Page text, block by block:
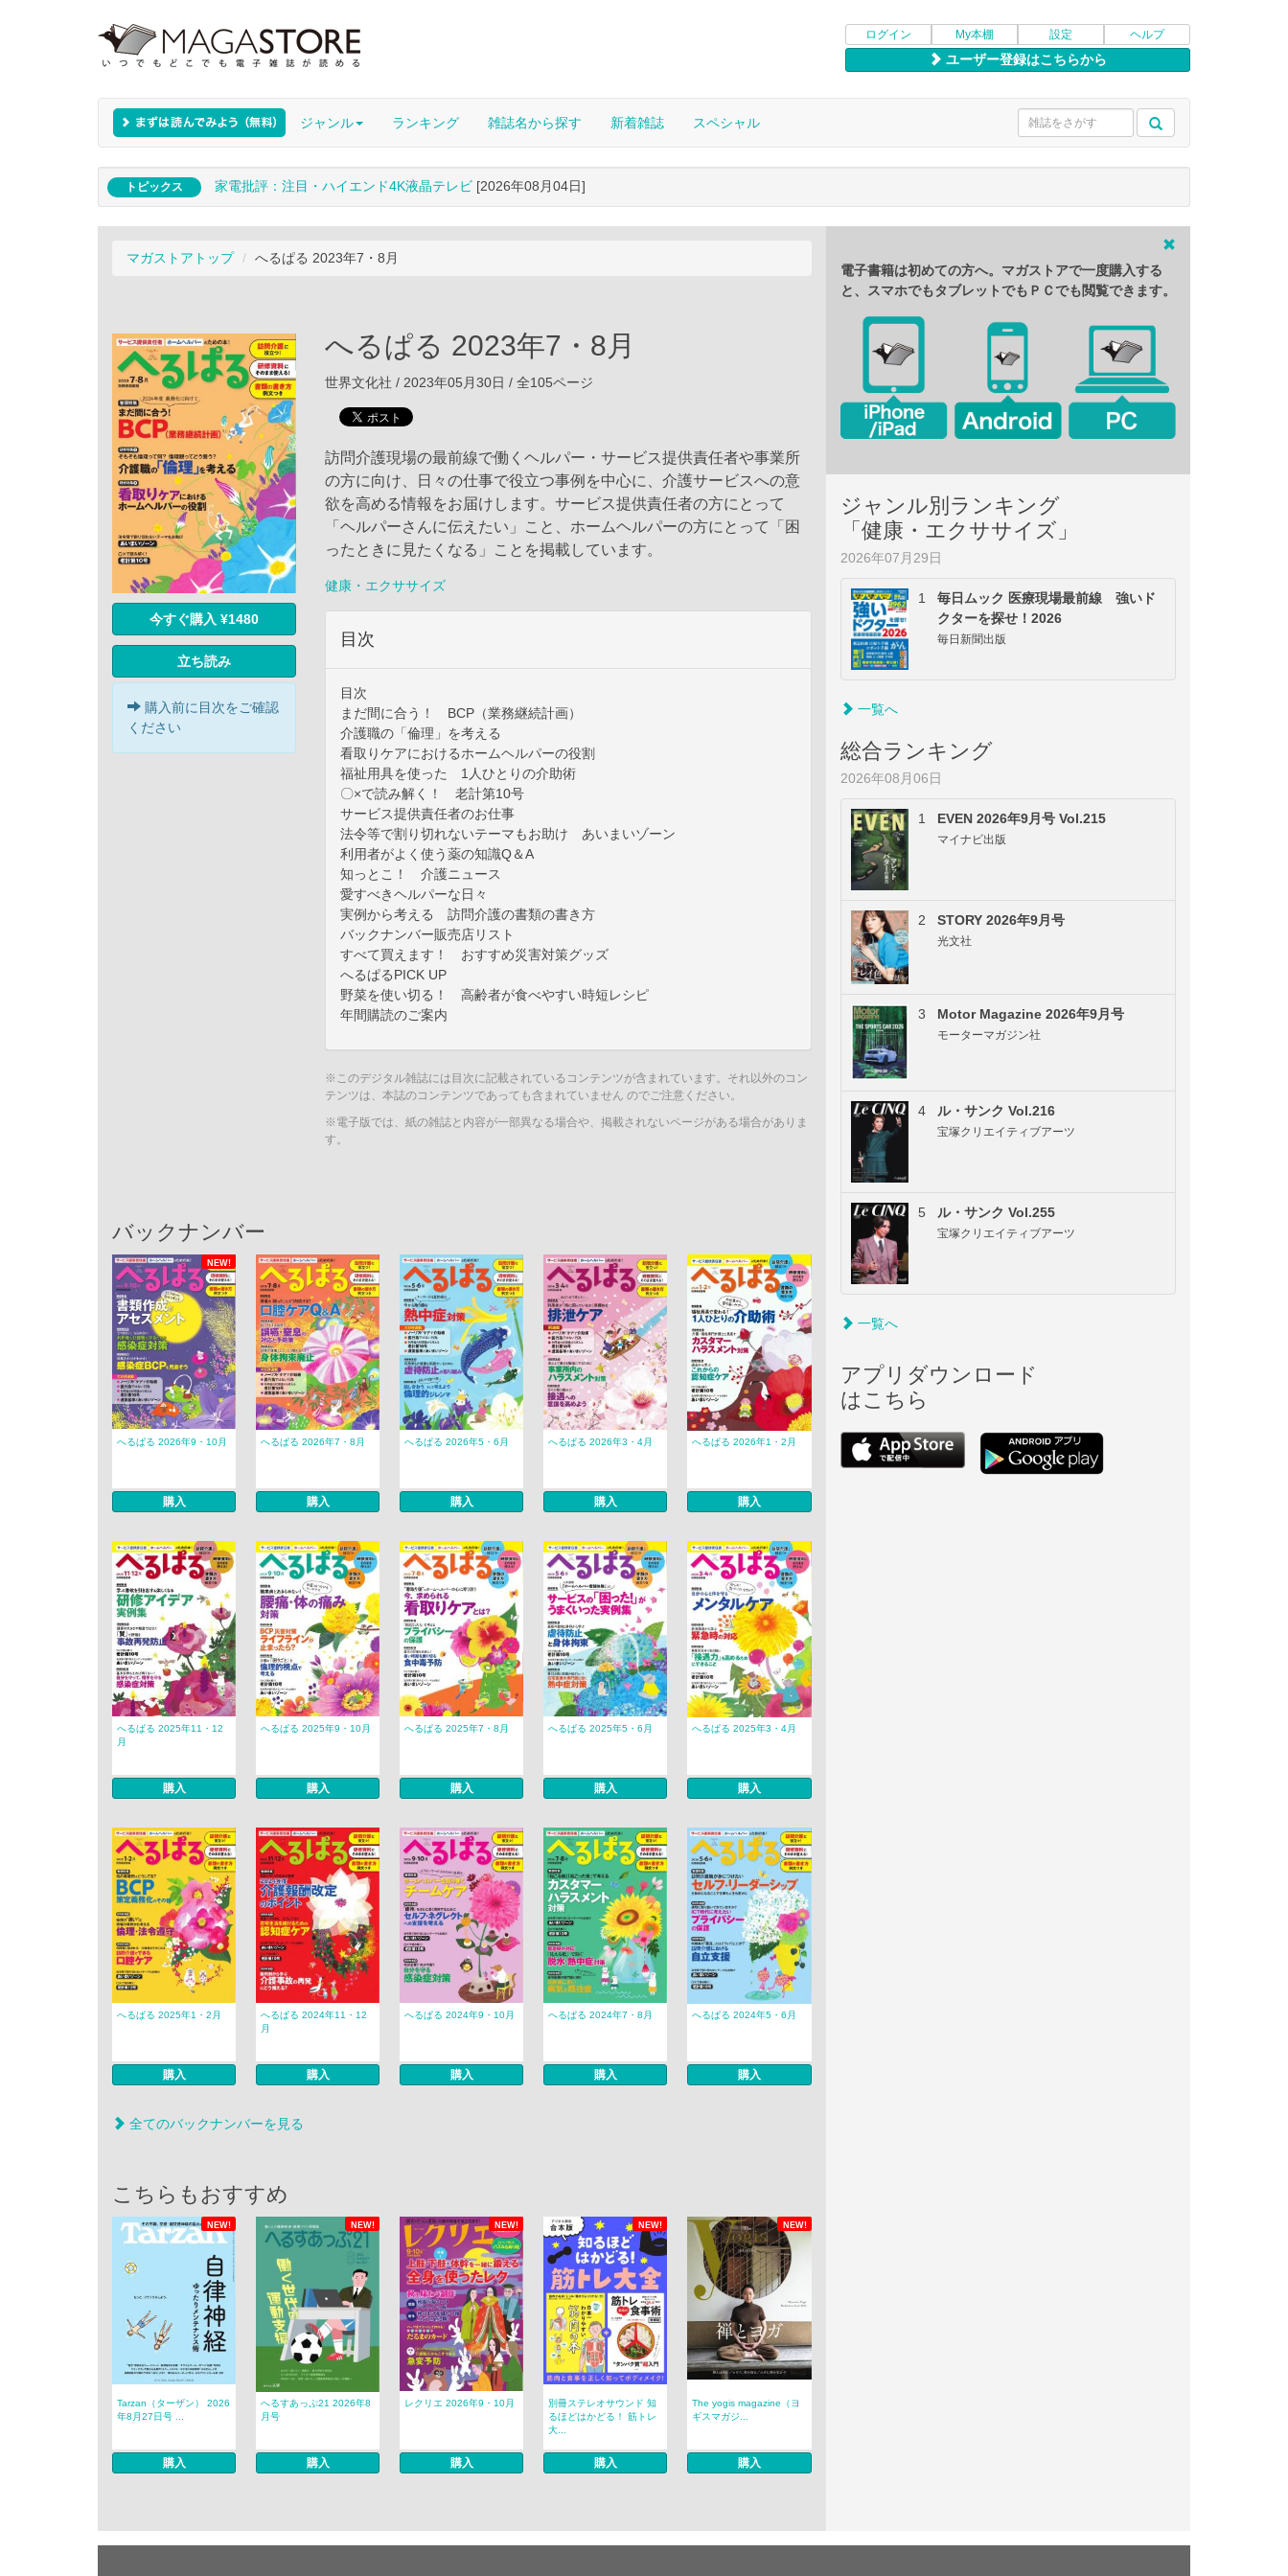
ログイン My本棚 設定 ヘルプ
ユーザー登録はこちらから
ジャンル ランキング 雑誌名から探す 新着雑誌 スペシャル
トピックス 家電批評：注目・ハイエンド4K液晶テレビ [2026年08月04日]
マガストアトップ へるぱる 2023年7・8月
今すぐ購入 ¥1480
立ち読み
購入前に目次をご確認
ください
へるぱる 2023年7・8月
世界文化社 / 2023年05月30日 / 全105ページ
訪問介護現場の最前線で働くヘルパー・サービス提供責任者や事業所
の方に向け、日々の仕事で役立つ事例を中心に、介護サービスへの意
欲を高める情報をお届けします。サービス提供責任者の方にとって
「ヘルパーさんに伝えたい」こと、ホームヘルパーの方にとって「困
ったときに見たくなる」ことを掲載しています。
健康・エクササイズ
目次
目次
まだ間に合う！ BCP（業務継続計画）
介護職の「倫理」を考える
看取りケアにおけるホームヘルパーの役割
福祉用具を使った 1人ひとりの介助術
〇×で読み解く！ 老計第10号
サービス提供責任者のお仕事
法令等で割り切れないテーマもお助け あいまいゾーン
利用者がよく使う薬の知識Q＆A
知っとこ！ 介護ニュース
愛すべきヘルパーな日々
実例から考える 訪問介護の書類の書き方
バックナンバー販売店リスト
すべて買えます！ おすすめ災害対策グッズ
へるぱるPICK UP
野菜を使い切る！ 高齢者が食べやすい時短レシピ
年間購読のご案内
※このデジタル雑誌には目次に記載されているコンテンツが含まれています。それ以外のコン
テンツは、本誌のコンテンツであっても含まれていません のでご注意ください。
※電子版では、紙の雑誌と内容が一部異なる場合や、掲載されないページがある場合がありま
す。
バックナンバー
NEW!
へるぱる 2026年9・10月
購入
へるぱる 2026年7・8月
購入
へるぱる 2026年5・6月
購入
へるぱる 2026年3・4月
購入
へるぱる 2026年1・2月
購入
へるぱる 2025年11・12
月
購入
へるぱる 2025年9・10月
購入
へるぱる 2025年7・8月
購入
へるぱる 2025年5・6月
購入
へるぱる 2025年3・4月
購入
へるぱる 2025年1・2月
購入
へるぱる 2024年11・12
月
購入
へるぱる 2024年9・10月
購入
へるぱる 2024年7・8月
購入
へるぱる 2024年5・6月
購入
全てのバックナンバーを見る
こちらもおすすめ
NEW! NEW! NEW! NEW! NEW!
Tarzan（ターザン） 2026
年8月27日号 ...
購入
へるすあっぷ21 2026年8
月号
購入
レクリエ 2026年9・10月
購入
別冊ステレオサウンド 知
るほどはかどる！ 筋トレ
大...
購入
The yogis magazine（ヨ
ギスマガジ...
購入
電子書籍は初めての方へ。マガストアで一度購入する
と、スマホでもタブレットでもＰＣでも閲覧できます。
ジャンル別ランキング
「健康・エクササイズ」
2026年07月29日
1
毎日ムック 医療現場最前線 強いド
クターを探せ！2026
毎日新聞出版
一覧へ
総合ランキング
2026年08月06日
1 EVEN 2026年9月号 Vol.215
マイナビ出版
2 STORY 2026年9月号
光文社
3 Motor Magazine 2026年9月号
モーターマガジン社
4 ル・サンク Vol.216
宝塚クリエイティブアーツ
5 ル・サンク Vol.255
宝塚クリエイティブアーツ
一覧へ
アプリダウンロード
はこちら